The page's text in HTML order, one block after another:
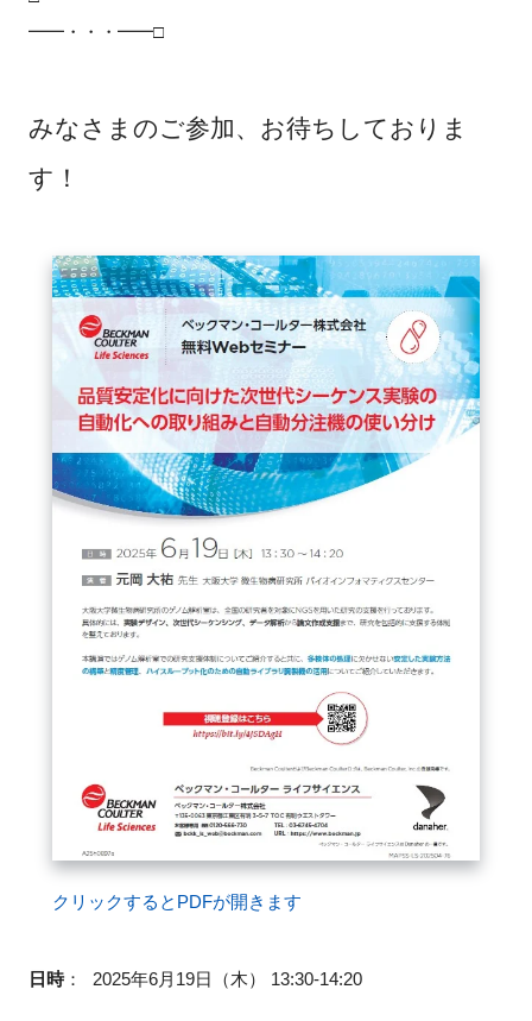
━━・・・━━□
みなさまのご参加、お待ちしておりま
す！
クリックするとPDFが開きます
日時： 2025年6月19日（木） 13:30-14:20